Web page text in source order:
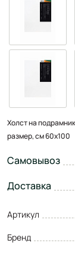
Холст на
размер, см 60x100
Самовывоз
Доставка
Артикул
Бренд